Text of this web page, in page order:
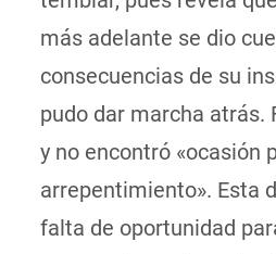
más adelante se dio
consecuencias de su
pudo dar marcha atrás.
y no encontró «ocasión
arrepentimiento». Esta
falta de oportunidad